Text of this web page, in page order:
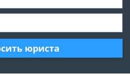
юриста